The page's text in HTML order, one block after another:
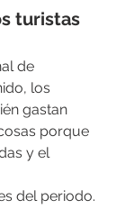
turistas
de
los
gastan
porque
y el
del periodo.